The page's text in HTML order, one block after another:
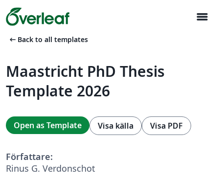
menu
arrow_left_alt Back to all templates
Maastricht PhD Thesis
Template 2026
Open as Template Visa källa Visa PDF
Författare:
Rinus G. Verdonschot